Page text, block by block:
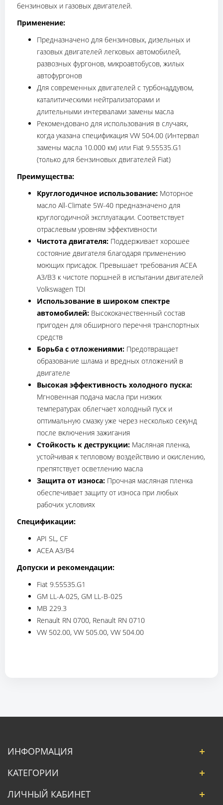
бензиновых и газовых двигателей.
Применение:
Предназначено для бензиновых, дизельных и
газовых двигателей легковых автомобилей,
развозных фургонов, микроавтобусов, жилых
автофургонов
Для современных двигателей с турбонаддувом,
каталитическими нейтрализаторами и
длительными интервалами замены масла
Рекомендовано для использования в случаях,
когда указана спецификация VW 504.00 (Интервал
замены масла 10.000 км) или Fiat 9.55535.G1
(только для бензиновых двигателей Fiat)
Преимущества:
Круглогодичное использование: Моторное
масло All-Climate 5W-40 предназначено для
круглогодичной эксплуатации. Соответствует
отраслевым уровням эффективности
Чистота двигателя: Поддерживает хорошее
состояние двигателя благодаря применению
моющих присадок. Превышает требования ACEA
A3/B3 к чистоте поршней в испытании двигателей
Volkswagen TDI
Использование в широком спектре
автомобилей: Высококачественный состав
пригоден для обширного перечня транспортных
средств
Борьба с отложениями: Предотвращает
образование шлама и вредных отложений в
двигателе
Высокая эффективность холодного пуска:
Мгновенная подача масла при низких
температурах облегчает холодный пуск и
оптимальную смазку уже через несколько секунд
после включения зажигания
Стойкость к деструкции: Масляная пленка,
устойчивая к тепловому воздействию и окислению,
препятствует осветлению масла
Защита от износа: Прочная масляная пленка
обеспечивает защиту от износа при любых
рабочих условиях
Спецификации:
API SL, CF
ACEA A3/B4
Допуски и рекомендации:
Fiat 9.55535.G1
GM LL-A-025, GM LL-B-025
MB 229.3
Renault RN 0700, Renault RN 0710
VW 502.00, VW 505.00, VW 504.00
ИНФОРМАЦИЯ
КАТЕГОРИИ
ЛИЧНЫЙ КАБИНЕТ